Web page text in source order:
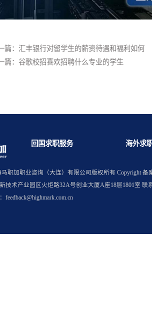
上一篇：汇丰银行对留学生的薪资待遇和福
下一篇：谷歌校招喜欢招聘什么专业的学生